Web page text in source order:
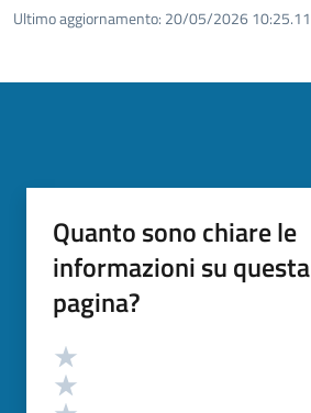
Ultimo aggiornamento: 20/05/2026 10:25.11
Quanto sono chiare le
informazioni su questa
pagina?
Valutazione